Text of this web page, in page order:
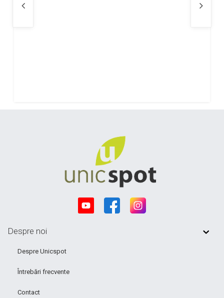
Despre noi
Despre Unicspot
Întrebări frecvente
Contact